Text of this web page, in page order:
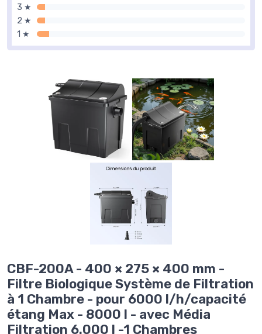
3 ★
2 ★
1 ★
CBF-200A - 400 × 275 × 400 mm -
Filtre Biologique Système de Filtration
à 1 Chambre - pour 6000 l/h/capacité
étang Max - 8000 l - avec Média
Filtration 6.000 l -1 Chambres